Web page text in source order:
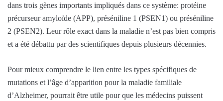
dans trois gènes importants impliqués dans ce système: protéine
précurseur amyloïde (APP), préséniline 1 (PSEN1) ou préséniline
2 (PSEN2). Leur rôle exact dans la maladie n’est pas bien compris
et a été débattu par des scientifiques depuis plusieurs décennies.
Pour mieux comprendre le lien entre les types spécifiques de
mutations et l’âge d’apparition pour la maladie familiale
d’Alzheimer, pourrait être utile pour que les médecins puissent